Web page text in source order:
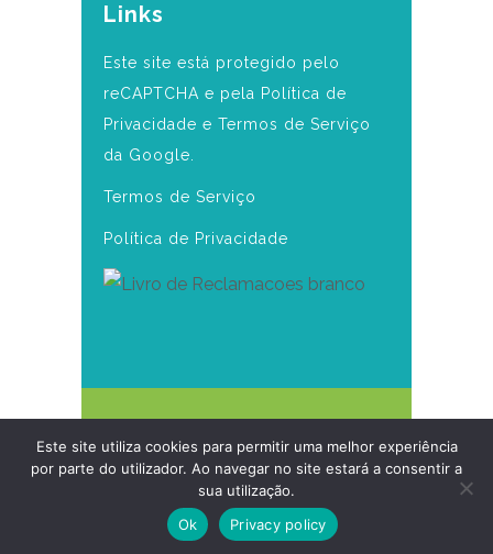
Links
Este site está protegido pelo
reCAPTCHA e pela Política de
Privacidade e Termos de Serviço
da Google.
Termos de Serviço
Política de Privacidade
Daniela Seabra
Desenvolvido por Branditon
Este site utiliza cookies para permitir uma melhor experiência
por parte do utilizador. Ao navegar no site estará a consentir a
sua utilização.
Ok
Privacy policy